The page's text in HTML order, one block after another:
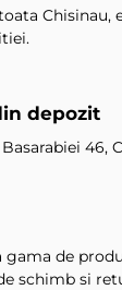
Chisinau,
depozit
46,
gama de
schimb si